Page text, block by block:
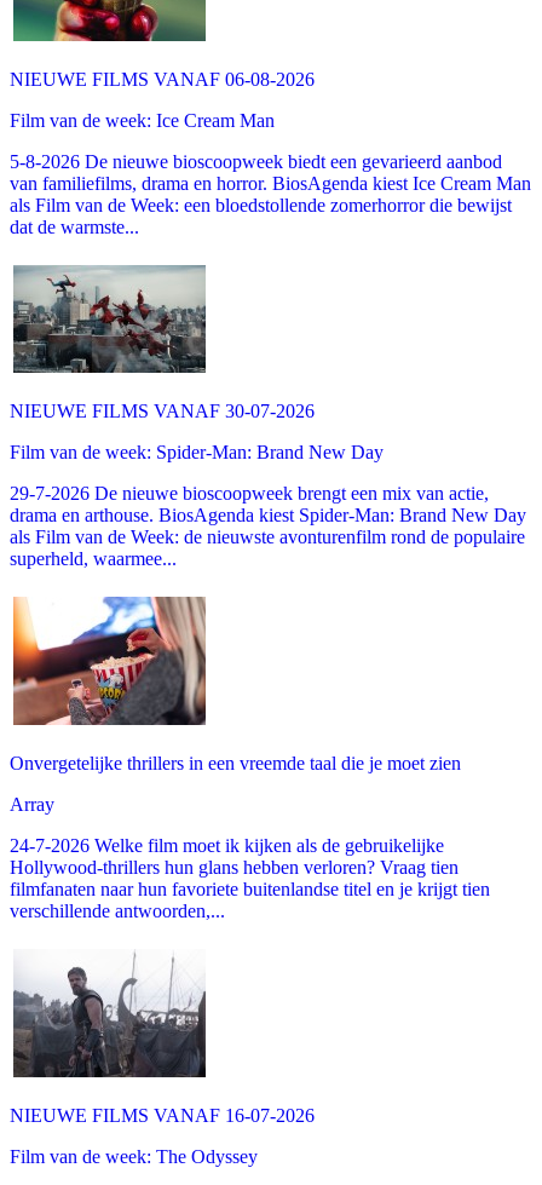
NIEUWE FILMS VANAF 06-08-2026
Film van de week: Ice Cream Man
5-8-2026 De nieuwe bioscoopweek biedt een gevarieerd aanbod
van familiefilms, drama en horror. BiosAgenda kiest Ice Cream Man
als Film van de Week: een bloedstollende zomerhorror die bewijst
dat de warmste...
NIEUWE FILMS VANAF 30-07-2026
Film van de week: Spider-Man: Brand New Day
29-7-2026 De nieuwe bioscoopweek brengt een mix van actie,
drama en arthouse. BiosAgenda kiest Spider-Man: Brand New Day
als Film van de Week: de nieuwste avonturenfilm rond de populaire
superheld, waarmee...
Onvergetelijke thrillers in een vreemde taal die je moet zien
Array
24-7-2026 Welke film moet ik kijken als de gebruikelijke
Hollywood-thrillers hun glans hebben verloren? Vraag tien
filmfanaten naar hun favoriete buitenlandse titel en je krijgt tien
verschillende antwoorden,...
NIEUWE FILMS VANAF 16-07-2026
Film van de week: The Odyssey